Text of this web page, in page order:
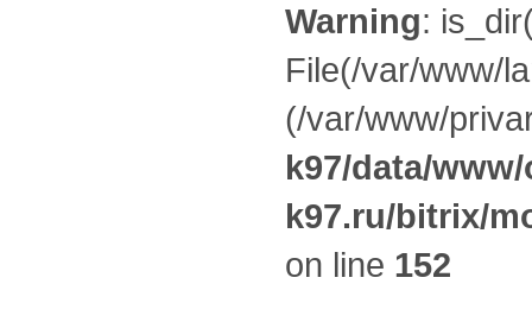
Warning:
File(/var/www/
(/var/www/
k97/data/
k97.ru/bitrix/
on line 152